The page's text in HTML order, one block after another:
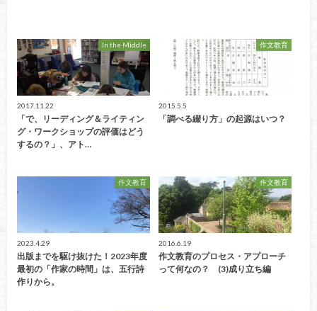
In the Middle
2017.11.22
「で、リーディング＆ライティン
グ・ワークショップの評価はどう
するの？」、アト…
作文教育
2015.5.5
「調べる綴り方」の起源はいつ？
作文教育
2023.4.29
出版までを駆け抜けた！2023年度
最初の「作家の時間」は、五行詩
作りから。
作文教育
2016.6.19
作文教育のプロセス・アプローチ
って何なの？ (3)成り立ち編